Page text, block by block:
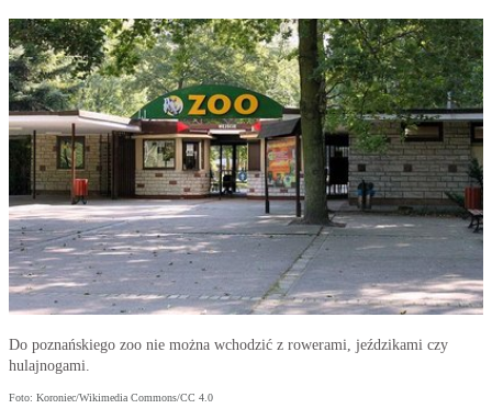
Do poznańskiego zoo nie można wchodzić z rowerami, jeździkami czy
hulajnogami.
Foto: Koroniec/Wikimedia Commons/CC 4.0